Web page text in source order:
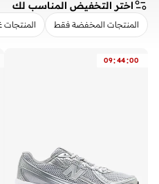
اختر التخفيض المناسب لك
المنتجات المخفضة فقط
09:44:00